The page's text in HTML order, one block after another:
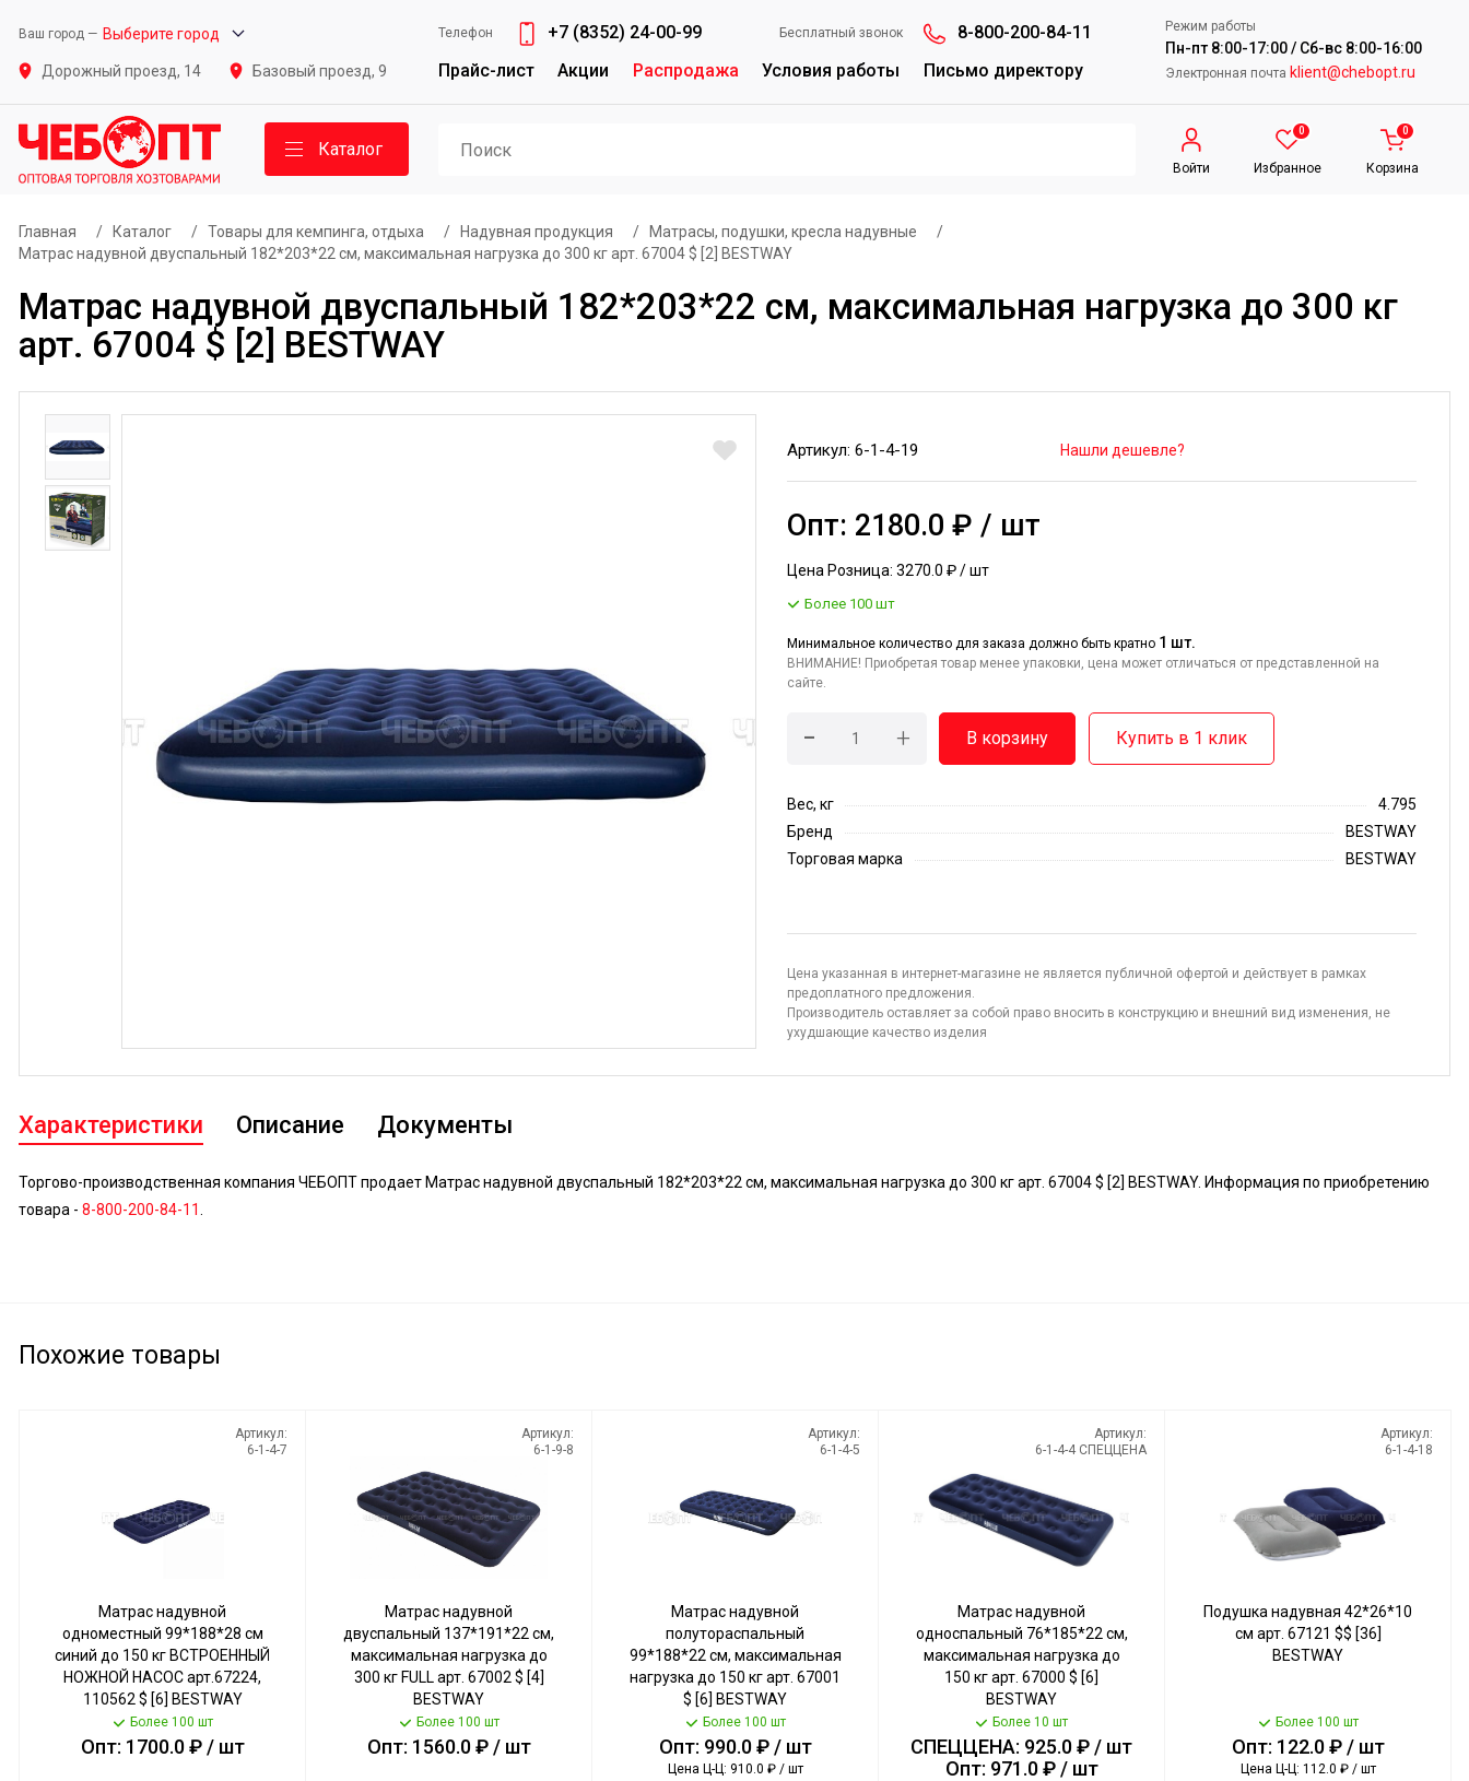
Ваш город — Выберите город
Дорожный проезд, 14 Базовый проезд, 9
Телефон +7 (8352) 24-00-99 Бесплатный звонок
8-800-200-84-11
Прайс-лист
Акции Распродажа Условия работы Письмо директору
Режим работы
Пн-пт 8:00-17:00 / Сб-вс 8:00-16:00
Электронная почта klient@chebopt.ru
Каталог
Войти
0
Избранное
0
Корзина
Главная / Каталог / Товары для кемпинга, отдыха / Надувная продукция / Матрасы, подушки, кресла надувные
/
Матрас надувной двуспальный 182*203*22 см, максимальная нагрузка до 300 кг арт. 67004 $ [2] BESTWAY
Матрас надувной двуспальный 182*203*22 см, максимальная нагрузка до 300 кг
арт. 67004 $ [2] BESTWAY
Артикул: 6-1-4-19 Нашли дешевле?
Опт: 2180.0 ₽ / шт
Цена Розница: 3270.0 ₽ / шт
Более 100 шт
Минимальное количество для заказа должно быть кратно 1 шт.
ВНИМАНИЕ! Приобретая товар менее упаковки, цена может отличаться от представленной на
сайте.
- + В корзину Купить в 1 клик
Вес, кг
4.795
Бренд
BESTWAY
Торговая марка
BESTWAY
Цена указанная в интернет-магазине не является публичной офертой и действует в рамках
предоплатного предложения.
Производитель оставляет за собой право вносить в конструкцию и внешний вид изменения, не
ухудшающие качество изделия
Характеристики Описание Документы
Торгово-производственная компания ЧЕБОПТ продает Матрас надувной двуспальный 182*203*22 см, максимальная нагрузка до 300 кг арт. 67004 $ [2] BESTWAY. Информация по приобретению
товара - 8-800-200-84-11
Похожие товары
Артикул:
6-1-4-7
Матрас надувной
одноместный 99*188*28 см
синий до 150 кг ВСТРОЕННЫЙ
НОЖНОЙ НАСОС арт.67224,
110562 $ [6] BESTWAY
Более 100 шт
Опт: 1700.0 ₽ / шт
Артикул:
6-1-9-8
Матрас надувной
двуспальный 137*191*22 см,
максимальная нагрузка до
300 кг FULL арт. 67002 $ [4]
BESTWAY
Более 100 шт
Опт: 1560.0 ₽ / шт
Артикул:
6-1-4-5
Матрас надувной
полутораспальный
99*188*22 см, максимальная
нагрузка до 150 кг арт. 67001
$ [6] BESTWAY
Более 100 шт
Опт: 990.0 ₽ / шт
Цена Ц-Ц: 910.0 ₽ / шт
Артикул:
6-1-4-4 СПЕЦЦЕНА
Матрас надувной
односпальный 76*185*22 см,
максимальная нагрузка до
150 кг арт. 67000 $ [6]
BESTWAY
Более 10 шт
СПЕЦЦЕНА: 925.0 ₽ / шт
Опт: 971.0 ₽ / шт
Артикул:
6-1-4-18
Подушка надувная 42*26*10
см арт. 67121 $$ [36]
BESTWAY
Более 100 шт
Опт: 122.0 ₽ / шт
Цена Ц-Ц: 112.0 ₽ / шт